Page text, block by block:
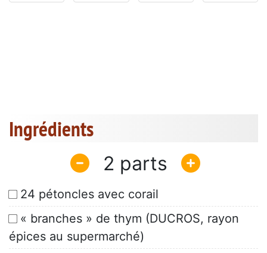
Ingrédients
2
24 pétoncles avec corail
« branches » de thym (DUCROS, rayon
épices au supermarché)